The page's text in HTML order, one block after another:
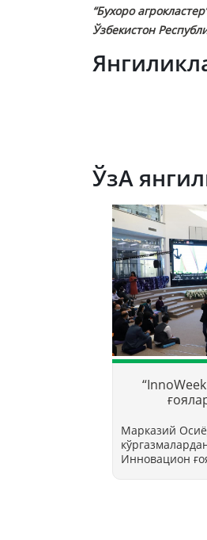
“Бухоро
Ўзбекистон
ЎзА
Марказий
Инновацион